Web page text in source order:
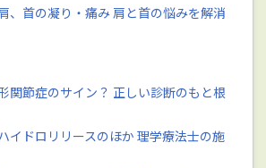
、首の凝り・痛み 肩と首の悩みを解消
関節症のサイン？ 正しい診断のもと根
イドロリリースのほか 理学療法士の施